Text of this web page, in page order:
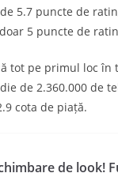
5.7 puncte de
5 puncte de
pe primul loc în
de 2.360.000 de
cota de piață.
de look!